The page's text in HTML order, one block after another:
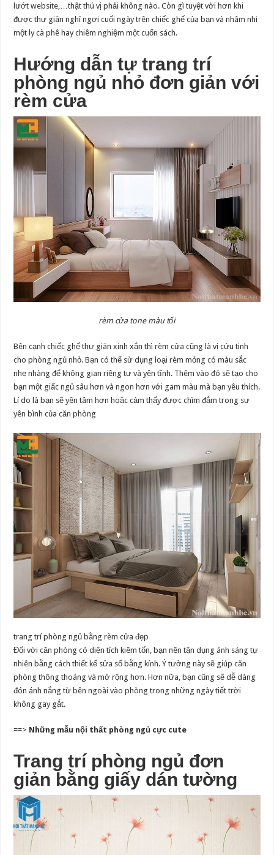
lướt website,…thật thú vị phải không nào. Còn gì tuyệt vời hơn khi
được thư giãn nghỉ ngơi cuối ngày trên chiếc ghế của bạn và nhâm nhi
một ly cà phê hay chiêm nghiệm một cuốn sách.
Hướng dẫn tự trang trí
phòng ngủ nhỏ đơn giản với
rèm cửa
rèm cửa tone màu tối
Bên cạnh chiếc ghế thư giãn xinh xắn thì rèm cửa cũng là vị cứu tinh
cho phòng ngủ nhỏ. Bạn có thể sử dụng loại rèm mỏng có màu sắc
nhẹ nhàng để không gian riêng tư và yên tĩnh. Thêm vào đó sẽ tạo cho
bạn một giấc ngủ sâu hơn và ngon hơn với gam màu mà bạn yêu thích.
Lí do là bạn sẽ yên tâm hơn hoặc cảm thấy được chìm đắm trong sự
yên bình của căn phòng
trang trí phòng ngủ bằng rèm cửa đẹp
Đối với căn phòng có diện tích kiêm tốn, bạn nên tận dụng ánh sáng tự
nhiên bằng cách thiết kế sửa sổ bằng kính. Ý tưởng này sẽ giúp căn
phòng thông thoáng và mở rộng hơn. Hơn nữa, bạn cũng sẽ dễ dàng
đón ánh nắng từ bên ngoài vào phòng trong những ngày tiết trời
không gay gắt.
==> Những mẫu nội thất phòng ngủ cực cute
Trang trí phòng ngủ đơn
giản bằng giấy dán tường